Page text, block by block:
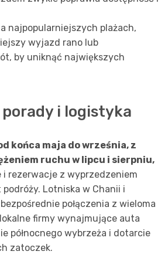
najpopularniejszych plażach,
wyjazd rano lub
by uniknąć największych
i logistyka
końca maja do września, z
ruchu w lipcu i sierpniu,
i rezerwacje z wyprzedzeniem
Lotniska w Chanii i
połączenia z wieloma
firmy wynajmujące auta
północnego wybrzeża i dotarcie
zatoczek.